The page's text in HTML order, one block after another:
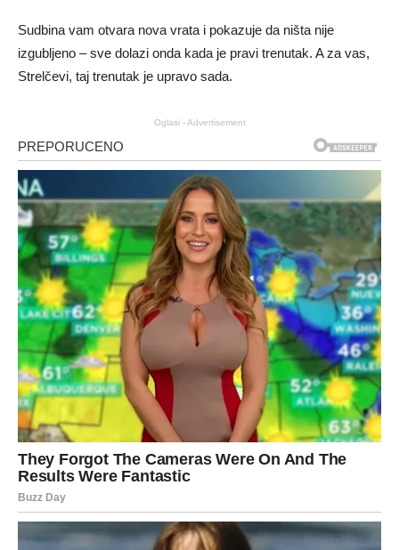
Sudbina vam otvara nova vrata i pokazuje da ništa nije
izgubljeno – sve dolazi onda kada je pravi trenutak. A za vas,
Strelčevi, taj trenutak je upravo sada.
Oglasi - Advertisement